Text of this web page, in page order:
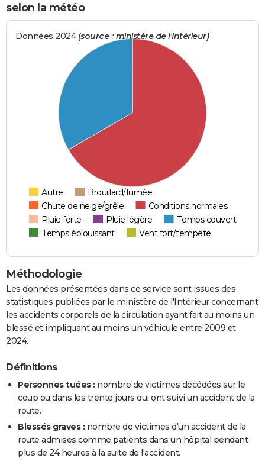
selon la météo
Données 2024 (source : ministère de l'Intérieur)
Autre
Brouillard/fumée
Chute de neige/grêle
Conditions normales
Pluie forte
Pluie légère
Temps couvert
Temps éblouissant
Vent fort/tempête
Méthodologie
Les données présentées dans ce service sont issues des
statistiques publiées par le ministère de l'Intérieur concernant
les accidents corporels de la circulation ayant fait au moins un
blessé et impliquant au moins un véhicule entre 2009 et
2024.
Définitions
Personnes tuées : nombre de victimes décédées sur le
coup ou dans les trente jours qui ont suivi un accident de la
route.
Blessés graves : nombre de victimes d'un accident de la
route admises comme patients dans un hôpital pendant
plus de 24 heures à la suite de l'accident.